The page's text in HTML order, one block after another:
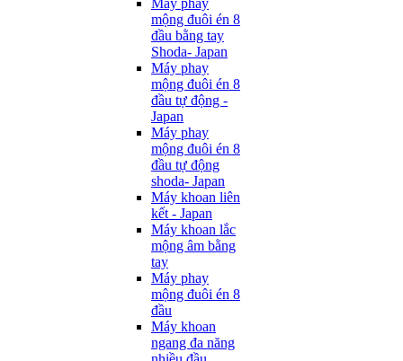
Máy phay
mộng đuôi én 8
đầu bằng tay
Shoda- Japan
Máy phay
mộng đuôi én 8
đầu tự động -
Japan
Máy phay
mộng đuôi én 8
đầu tự động
shoda- Japan
Máy khoan liên
kết - Japan
Máy khoan lắc
mộng âm bằng
tay
Máy phay
mộng đuôi én 8
đầu
Máy khoan
ngang đa năng